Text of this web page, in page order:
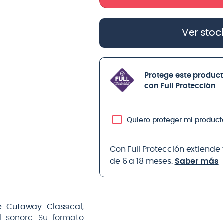
Cutaway Classical ,
Su formato
Ver
Protege este
con Full Protección
Quiero proteger mi
Con Full Protección
de 6 a 18 meses. Saber más